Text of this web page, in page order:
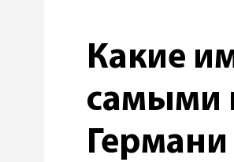
Какие
самыми
Германи